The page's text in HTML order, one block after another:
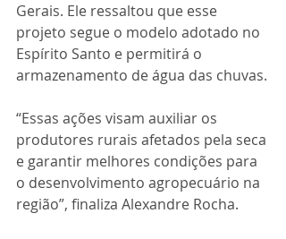
Gerais. Ele ressaltou que esse
projeto segue o modelo adotado no
Espírito Santo e permitirá o
armazenamento de água das chuvas.
“Essas ações visam auxiliar os
produtores rurais afetados pela seca
e garantir melhores condições para
o desenvolvimento agropecuário na
região”, finaliza Alexandre Rocha.